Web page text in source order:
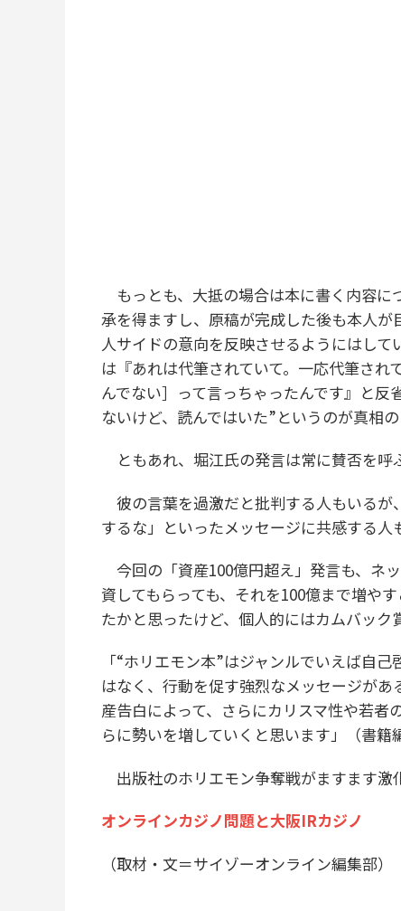
もっとも、大抵の場合は本に書く内容に
承を得ますし、原稿が完成した後も本人
人サイドの意向を反映させるようにはし
は『あれは代筆されていて。一応代筆さ
んでない］って言っちゃったんです』と反
ないけど、読んではいた”というのが真相の
ともあれ、堀江氏の発言は常に賛否を呼
彼の言葉を過激だと批判する人もいるが
するな」といったメッセージに共感する人
今回の「資産100億円超え」発言も、ネ
資してもらっても、それを100億まで増や
たかと思ったけど、個人的にはカムバック
「“ホリエモン本”はジャンルでいえば自
はなく、行動を促す強烈なメッセージが
産告白によって、さらにカリスマ性や若
らに勢いを増していくと思います」（書籍
出版社のホリエモン争奪戦がますます激
オンラインカジノ問題と大阪IRカジノ
（取材・文＝サイゾーオンライン編集部）